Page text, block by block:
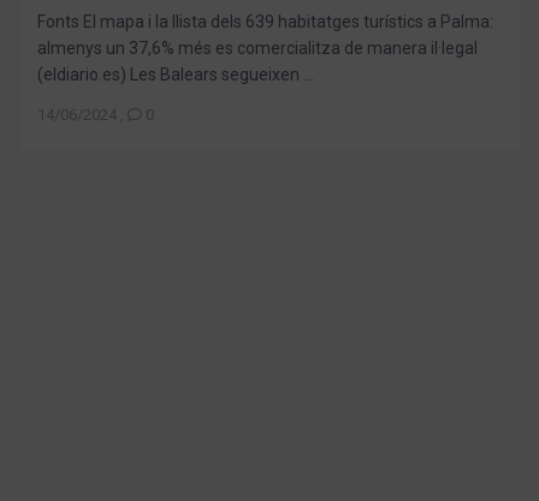
Fonts El mapa i la llista dels 639 habitatges turístics a Palma:
almenys un 37,6% més es comercialitza de manera il·legal
(eldiario.es) Les Balears segueixen ...
14/06/2024 , 0